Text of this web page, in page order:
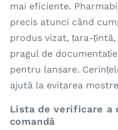
mai eficiente.
precis atunci când
produs vizat, țara-
pragul de
pentru lansare.
ajută la evitarea
Lista de verificare a
comandă